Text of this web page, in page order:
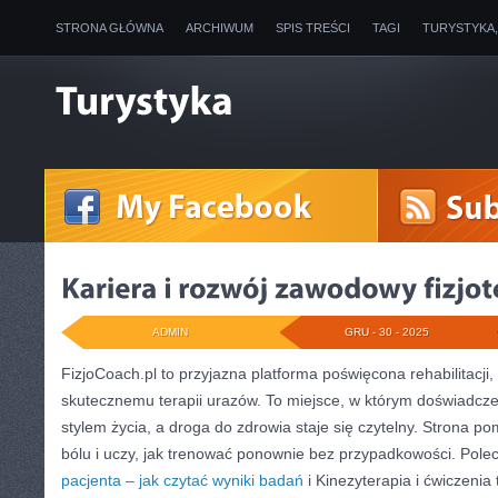
STRONA GŁÓWNA ARCHIWUM SPIS TREŚCI TAGI
GRU - 30 - 2025
ADMIN
FizjoCoach.pl to przyjazna platforma poświęcona
skutecznemu terapii urazów. To miejsce, w którym
stylem życia, a droga do zdrowia staje się czytelny. Strona
bólu i uczy, jak trenować ponownie bez przypadkowości.
pacjenta – jak czytać wyniki badań i Kinezyterapia i